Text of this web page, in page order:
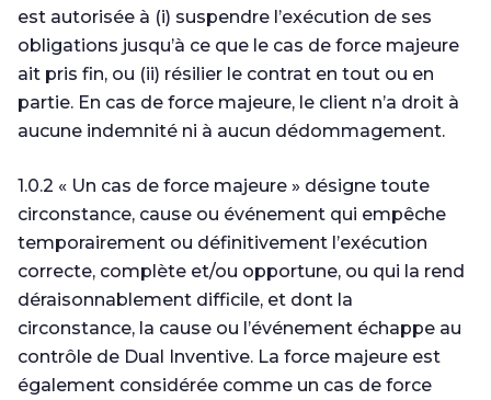
est autorisée à (i) suspendre l’exécution de ses
obligations jusqu’à ce que le cas de force majeure
ait pris fin, ou (ii) résilier le contrat en tout ou en
partie. En cas de force majeure, le client n’a droit à
aucune indemnité ni à aucun dédommagement.
1.0.2 « Un cas de force majeure » désigne toute
circonstance, cause ou événement qui empêche
temporairement ou définitivement l’exécution
correcte, complète et/ou opportune, ou qui la rend
déraisonnablement difficile, et dont la
circonstance, la cause ou l’événement échappe au
contrôle de Dual Inventive. La force majeure est
également considérée comme un cas de force